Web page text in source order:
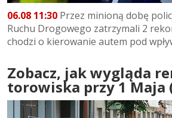
06.08 11:30 Przez minioną dobę
Ruchu Drogowego zatrzymali 2
chodzi o kierowanie autem pod
Zobacz, jak wygląda
torowiska przy 1 Maja